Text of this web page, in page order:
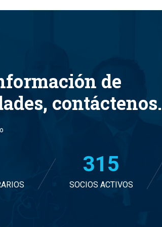
de
contáctenos.
327
SOCIOS ACTIVOS